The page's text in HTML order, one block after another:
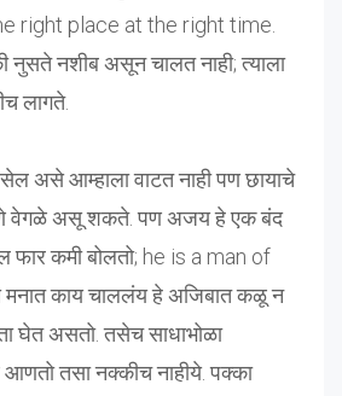
right place at the right time.
नुसते नशीब असून चालत नाही; त्याला
लागते.
असे आम्हाला वाटत नाही पण छायाचे
वेगळे असू शकते. पण अजय हे एक बंद
फार कमी बोलतो; he is a man of
मनात काय चाललंय हे अजिबात कळू न
घेत असतो. तसेच साधाभोळा
तसा नक्कीच नाहीये. पक्का